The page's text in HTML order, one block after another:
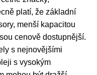
platí, že základní
menší kapacitou
cenově dostupnější.
s nejnovějšími
s vysokým